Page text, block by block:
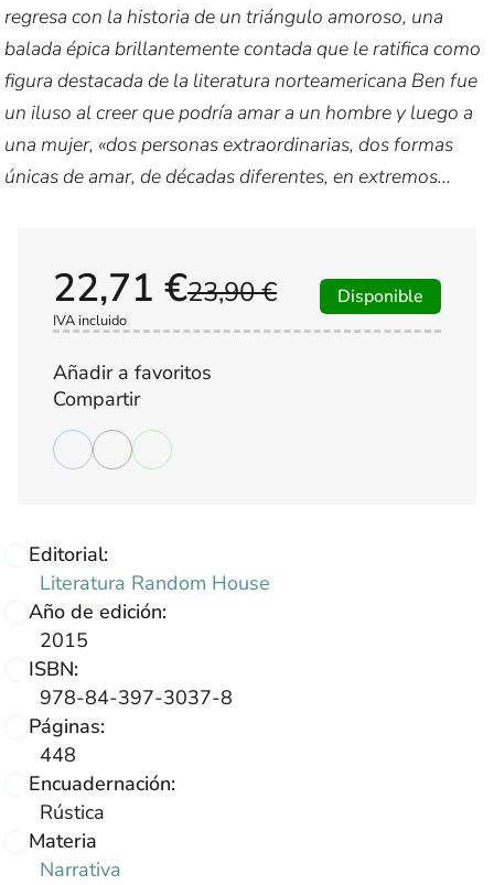
regresa con la historia de un triángulo amoroso, una
balada épica brillantemente contada que le ratifica como
figura destacada de la literatura norteamericana Ben fue
un iluso al creer que podría amar a un hombre y luego a
una mujer, «dos personas extraordinarias, dos formas
únicas de amar, de décadas diferentes, en extremos...
Editorial:
Literatura Random House
Año de edición:
2015
ISBN:
978-84-397-3037-8
Páginas:
448
Encuadernación:
Rústica
Materia
Narrativa
23,90 €
22,71 €
IVA incluido
Disponible
Añadir a favoritos
Compartir